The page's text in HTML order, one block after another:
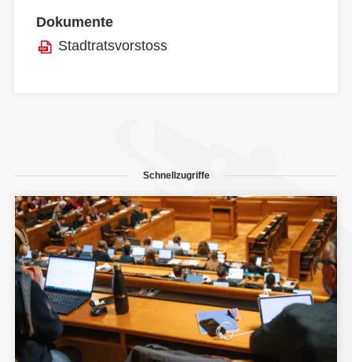
Dokumente
Stadtratsvorstoss
Schnellzugriffe